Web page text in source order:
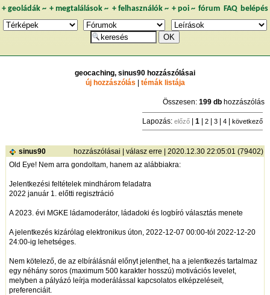
+ geoládák~ +megtalálások ~ + felhasználók~ + poi~ fórum FAQ belépés
geocaching, sinus90 hozzászólásai
új hozzászólás | témák listája
Összesen:199 db hozzászólás
Lapozás:előző |1 | 2 | 3 | 4 |következő
sinus90 hozzászólásai |válasz erre | 2020.12.30 22:05:01 (79402)
Old Eye! Nem arra gondoltam, hanem az alábbiakra:
Jelentkezési feltételek mindhárom feladatra
2022 január 1. előtti regisztráció
A 2023. évi MGKE ládamoderátor, ládadoki és logbíró választás menete
A jelentkezés kizárólag elektronikus úton, 2022-12-07 00:00-tól 2022-12-20
24:00-ig lehetséges.
Nem kötelező, de az elbírálásnál előnyt jelenthet, ha a jelentkezés tartalmaz
egy néhány soros (maximum 500 karakter hosszú) motivációs levelet,
melyben a pályázó leírja moderálással kapcsolatos elképzeléseit,
preferenciáit.